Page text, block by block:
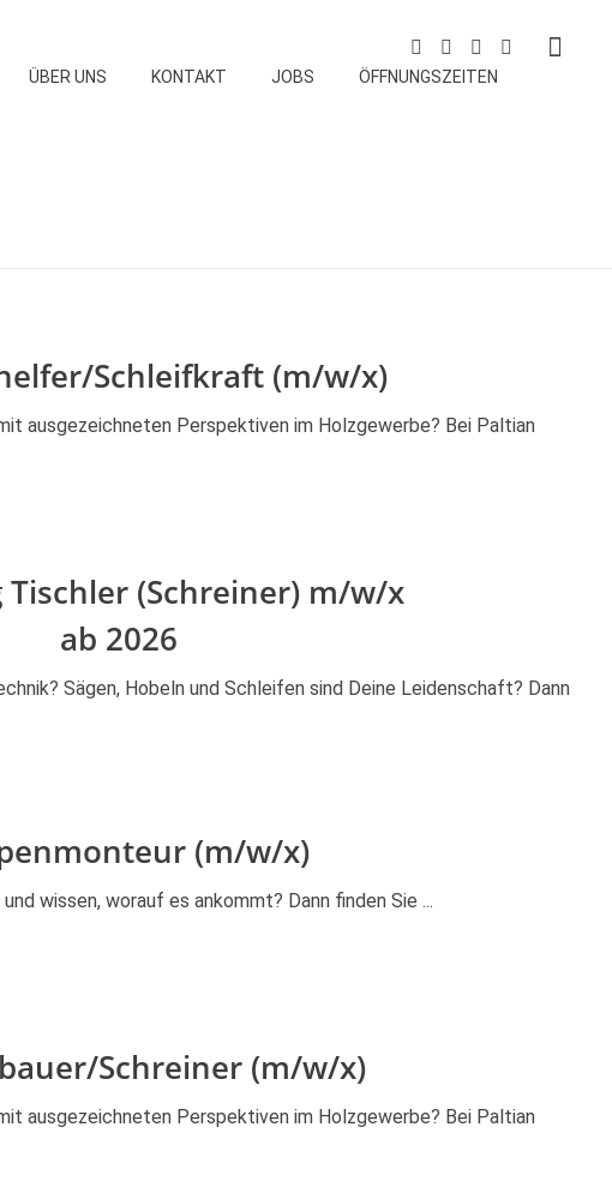
ÜBER UNS KONTAKT JOBS ÖFFNUNGSZEITEN
Schleifkraft (m/w/x)
ausgezeichneten Perspektiven im Holzgewerbe? Bei Paltian
(Schreiner) m/w/x
ab 2026
Sägen, Hobeln und Schleifen sind Deine Leidenschaft? Dann
(m/w/x)
wissen, worauf es ankommt? Dann finden Sie ...
Schreiner (m/w/x)
ausgezeichneten Perspektiven im Holzgewerbe? Bei Paltian